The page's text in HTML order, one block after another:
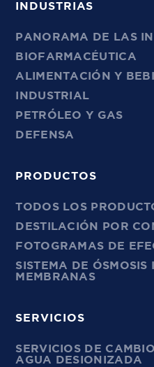
INDUSTRIAS
PANORAMA DE LAS
BIOFARMACÉUTICA
ALIMENTACIÓN Y
INDUSTRIAL
PETRÓLEO Y GAS
DEFENSA
PRODUCTOS
TODOS LOS
DESTILACIÓN POR
FOTOGRAMAS DE
SISTEMA DE
MEMBRANAS
SERVICIOS
SERVICIOS DE
AGUA DESIONIZADA